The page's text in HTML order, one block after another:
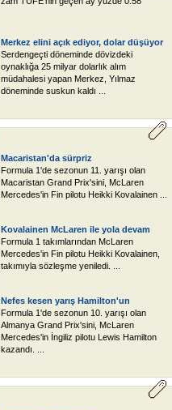
Merkez elini açık ediyor, dolar düşüyor
Serdengeçti döneminde dövizdeki
oynaklığa 25 milyar dolarlık alım
müdahalesi yapan Merkez, Yılmaz
döneminde suskun kaldı ...
Macaristan'da sürpriz
Formula 1'de sezonun 11. yarışı olan
Macaristan Grand Prix'sini, McLaren
Mercedes'in Fin pilotu Heikki Kovalainen ...
Kovalainen McLaren ile yola devam
Formula 1 takımlarından McLaren
Mercedes'in Fin pilotu Heikki Kovalainen,
takımıyla sözleşme yeniledi. ...
Nefes kesen yarış Hamilton'un
Formula 1'de sezonun 10. yarışı olan
Almanya Grand Prix'sini, McLaren
Mercedes'in İngiliz pilotu Lewis Hamilton
kazandı. ...